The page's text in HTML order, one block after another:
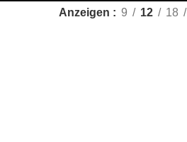
Anzeigen 9 12 18